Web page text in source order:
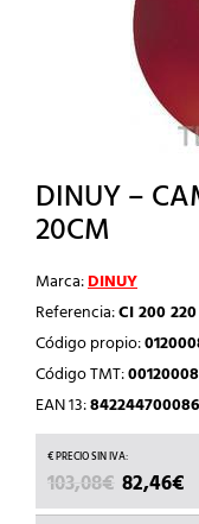
DINUY –
20CM
Marca:DINUY
Referencia:CI 200 220
Código propio:
Código TMT:
EAN 13:
103,08€ EL
PRECIO
82,46€